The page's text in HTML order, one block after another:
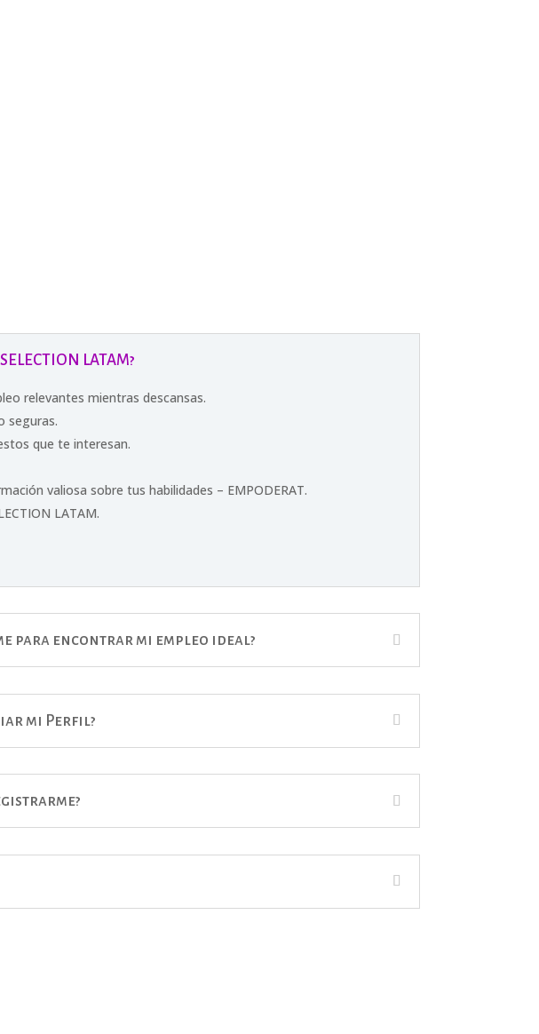
LATAM?
relevantes mientras descansas.
seguras.
que te interesan.
valiosa sobre tus habilidades – EMPODERAT.
LATAM.
para encontrar mi empleo ideal?
mi Perfil?